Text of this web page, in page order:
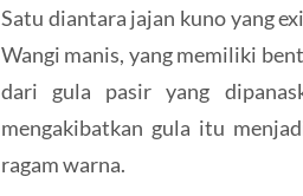
Satu diantara jajan kuno yang
Wangi manis, yang memiliki
dari gula pasir yang
mengakibatkan gula itu
ragam warna.